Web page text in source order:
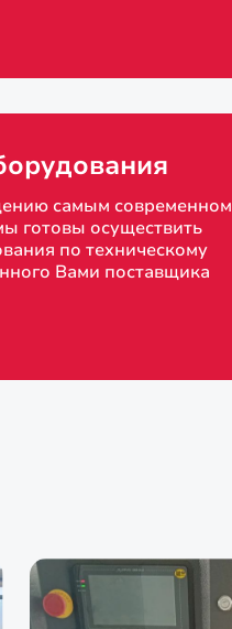
самым современном
готовы осуществить
по техническому
Вами поставщика